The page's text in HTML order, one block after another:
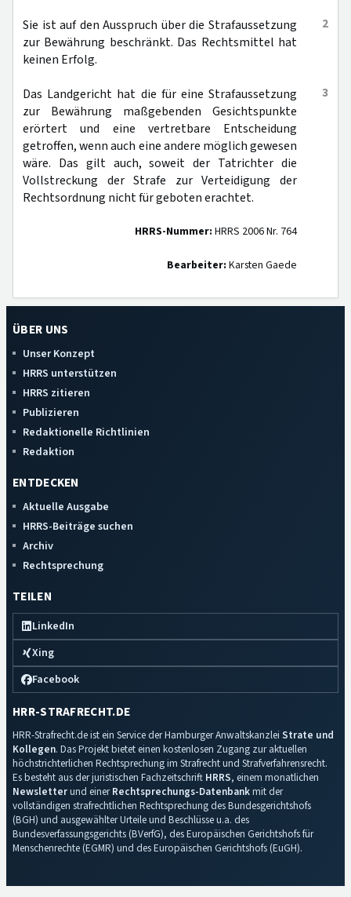
2
Sie ist auf den Ausspruch über die Strafaussetzung
zur Bewährung beschränkt. Das Rechtsmittel hat
keinen Erfolg.
3
Das Landgericht hat die für eine Strafaussetzung
zur Bewährung maßgebenden Gesichtspunkte
erörtert und eine vertretbare Entscheidung
getroffen, wenn auch eine andere möglich gewesen
wäre. Das gilt auch, soweit der Tatrichter die
Vollstreckung der Strafe zur Verteidigung der
Rechtsordnung nicht für geboten erachtet.
HRRS-Nummer: HRRS 2006 Nr. 764
Bearbeiter: Karsten Gaede
ÜBER UNS
Unser Konzept
HRRS unterstützen
HRRS zitieren
Publizieren
Redaktionelle Richtlinien
Redaktion
ENTDECKEN
Aktuelle Ausgabe
HRRS-Beiträge suchen
Archiv
Rechtsprechung
TEILEN
LinkedIn
Xing
Facebook
HRR-STRAFRECHT.DE
HRR-Strafrecht.de ist ein Service der Hamburger Anwaltskanzlei Strate und
Kollegen. Das Projekt bietet einen kostenlosen Zugang zur aktuellen
höchstrichterlichen Rechtsprechung im Strafrecht und Strafverfahrensrecht.
Es besteht aus der juristischen Fachzeitschrift HRRS, einem monatlichen
Newsletterund einerRechtsprechungs-Datenbankmit der
vollständigen strafrechtlichen Rechtsprechung des Bundesgerichtshofs
(BGH) und ausgewählter Urteile und Beschlüsse u.a. des
Bundesverfassungsgerichts (BVerfG), des Europäischen Gerichtshofs für
Menschenrechte (EGMR) und des Europäischen Gerichtshofs (EuGH).